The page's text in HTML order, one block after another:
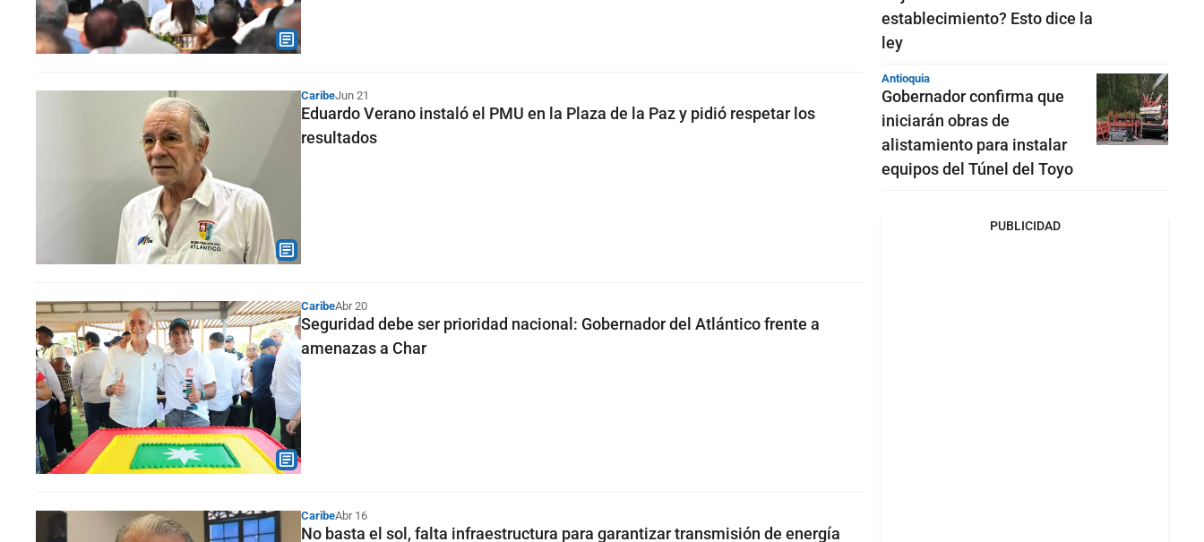
CaribeJun 21
Eduardo Verano instaló el PMU en la Plaza de la Paz y pidió respetar los
resultados
CaribeAbr 20
Seguridad debe ser prioridad nacional: Gobernador del Atlántico frente a
amenazas a Char
CaribeAbr 16
No basta el sol, falta infraestructura para garantizar transmisión de energía
establecimiento? Esto dice la
ley
Antioquia
Gobernador confirma que
iniciarán obras de
alistamiento para instalar
equipos del Túnel del Toyo
PUBLICIDAD